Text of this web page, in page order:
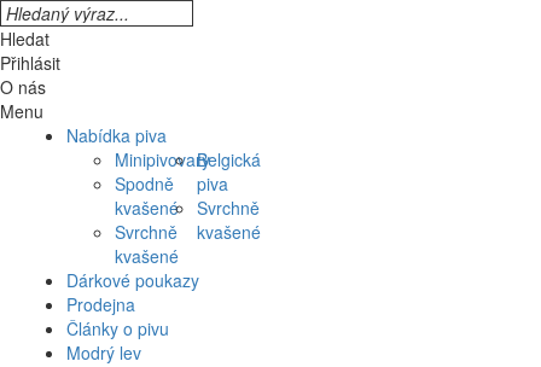
Hledat
Přihlásit
O nás
Menu
Nabídka piva
Minipivovary
Spodně
kvašené
Svrchně
kvašené
Belgická
piva
Svrchně
kvašené
Dárkové poukazy
Prodejna
Články o pivu
Modrý lev